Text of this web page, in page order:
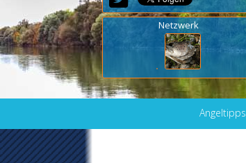
Netzwerk
Angeltipps